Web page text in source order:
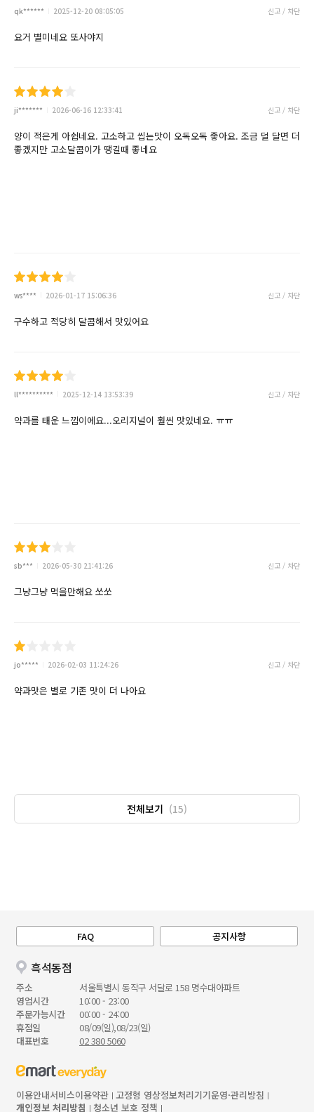
qk****** 2025-12-20 08:05:05 신고 / 차단
요거 별미네요 또사야지
ji******* 2026-06-16 12:33:41 신고 / 차단
양이 적은게 아쉽네요. 고소하고 씹는맛이 오독오독 좋아요. 조금 덜 달면 더
좋겠지만 고소달콤이가 땡길때 좋네요
ws**** 2026-01-17 15:06:36 신고 / 차단
구수하고 적당히 달콤해서 맛있어요
ll********** 2025-12-14 13:53:39 신고 / 차단
약과를 태운 느낌이에요...오리지널이 훨씬 맛있네요. ㅠㅠ
sb*** 2026-05-30 21:41:26 신고 / 차단
그냥그냥 먹을만해요 쏘쏘
jo***** 2026-02-03 11:24:26 신고 / 차단
약과맛은 별로 기존 맛이 더 나아요
전체보기 (15)
FAQ 공지사항
흑석동점
주소
서울특별시 동작구 서달로 158 명수대아파트
영업시간
10:00 - 23:00
주문가능시간
00:00 - 24:00
휴점일
08/09(일),08/23(일)
대표번호
02 380 5060
이용안내서비스이용약관 고정형 영상정보처리기기운영·관리방침
개인정보 처리방침
청소년 보호 정책